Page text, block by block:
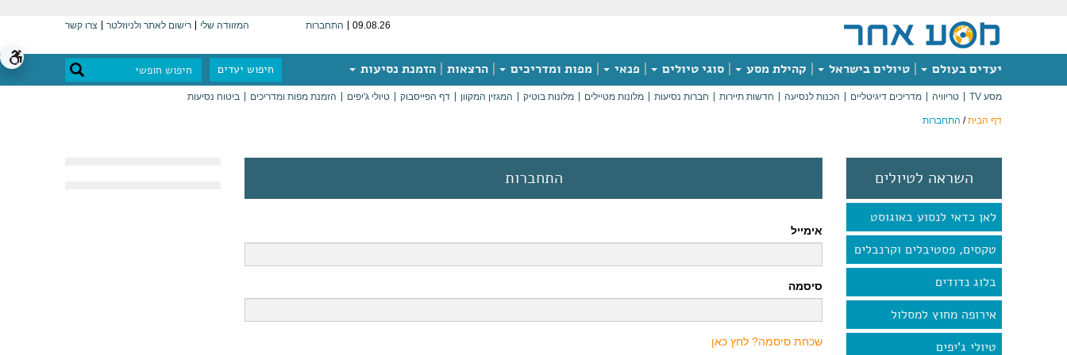
09.08.26 התחברות המזוודה שלי רישום לאתר ולניוזלטר צרו קשר
יעדים בעולם טיולים בישראל קהילת מסע סוגי טיולים פנאי מפות ומדריכים הרצאות הזמנת נסיעות חיפוש יעדים
מסע TV טריוויה מדריכים דיגיטליים הכנות לנסיעה חדשות תיירות חברות נסיעות מלונות מטיילים מלונות בוטיק המגזין המקוון דף הפייסבוק טיולי ג'יפים הזמנת מפות ומדריכים ביטוח נסיעות
דף הבית/ התחברות
השראה לטיולים
לאן כדאי לנסוע באוגוסט
טקסים, פסטיבלים וקרנבלים
בלוג נדודים
אירופה מחוץ למסלול
טיולי ג'יפים
התחברות
אימייל
סיסמה
שכחת סיסמה? לחץ כאן